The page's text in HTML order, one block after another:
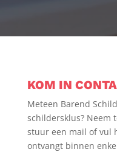
KOM IN
Meteen Barend
schildersklus? Neem
stuur een mail of vul
ontvangt binnen